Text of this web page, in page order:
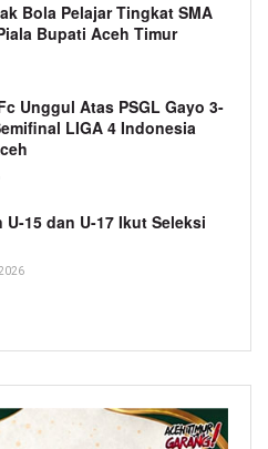
Bola Pelajar Tingkat SMA
Bupati Aceh Timur
Unggul Atas PSGL Gayo 3-
LIGA 4 Indonesia
U-15 dan U-17 Ikut Seleksi